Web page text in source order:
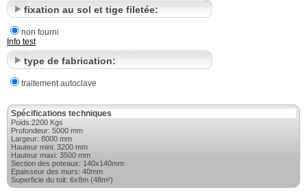
fixation au sol et tige filetée:
non fourni
Info test
type de fabrication:
traitement autoclave
Spécifications techniques
Poids:2200 Kgs
Profondeur: 5000 mm
Largeur: 8000 mm
Hauteur mini: 3200 mm
Hauteur maxi: 3500 mm
Section des poteaux: 140x140mm
Epaisseur des murs: 40mm
Superficie du toit: 6x8m (48m²)